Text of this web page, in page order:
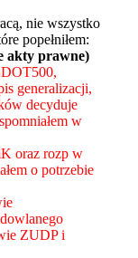
nie wszystko
popełniłem:
akty prawne)
generalizacji,
decyduje
w
oraz rozp w
o potrzebie
ZUDP i